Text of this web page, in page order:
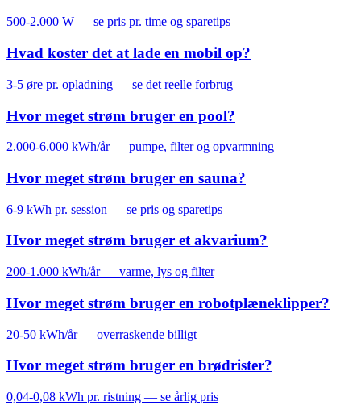
500-2.000 W — se pris pr. time og sparetips
Hvad koster det at lade en mobil op?
3-5 øre pr. opladning — se det reelle forbrug
Hvor meget strøm bruger en pool?
2.000-6.000 kWh/år — pumpe, filter og opvarmning
Hvor meget strøm bruger en sauna?
6-9 kWh pr. session — se pris og sparetips
Hvor meget strøm bruger et akvarium?
200-1.000 kWh/år — varme, lys og filter
Hvor meget strøm bruger en robotplæneklipper?
20-50 kWh/år — overraskende billigt
Hvor meget strøm bruger en brødrister?
0,04-0,08 kWh pr. ristning — se årlig pris